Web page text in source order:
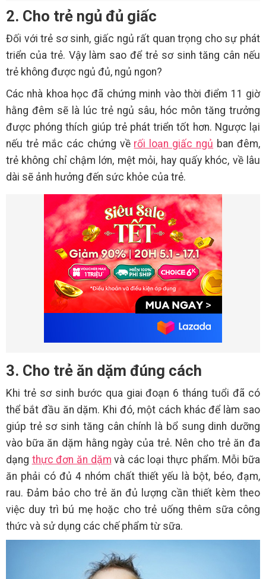
2. Cho trẻ ngủ đủ giấc
Đối với trẻ sơ sinh, giấc ngủ rất quan trọng cho sự phát
triển của trẻ. Vậy làm sao để trẻ sơ sinh tăng cân nếu
trẻ không được ngủ đủ, ngủ ngon?
Các nhà khoa học đã chứng minh vào thời điểm 11 giờ
hằng đêm sẽ là lúc trẻ ngủ sâu, hóc môn tăng trưởng
được phóng thích giúp trẻ phát triển tốt hơn. Ngược lại
nếu trẻ mắc các chứng về rối loạn giấc ngủ ban đêm,
trẻ không chỉ chậm lớn, mệt mỏi, hay quấy khóc, về lâu
dài sẽ ảnh hưởng đến sức khỏe của trẻ.
3. Cho trẻ ăn dặm đúng cách
Khi trẻ sơ sinh bước qua giai đoạn 6 tháng tuổi đã có
thể bắt đầu ăn dặm. Khi đó, một cách khác để làm sao
giúp trẻ sơ sinh tăng cân chính là bổ sung dinh dưỡng
vào bữa ăn dặm hằng ngày của trẻ. Nên cho trẻ ăn đa
dạng thực đơn ăn dặm và các loại thực phẩm. Mỗi bữa
ăn phải có đủ 4 nhóm chất thiết yếu là bột, béo, đạm,
rau. Đảm bảo cho trẻ ăn đủ lượng cần thiết kèm theo
việc duy trì bú mẹ hoặc cho trẻ uống thêm sữa công
thức và sử dụng các chế phẩm từ sữa.